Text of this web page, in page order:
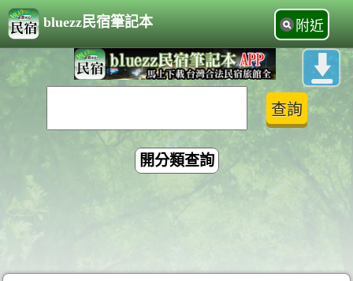
bluezz民宿筆記本 附近
開分類查詢